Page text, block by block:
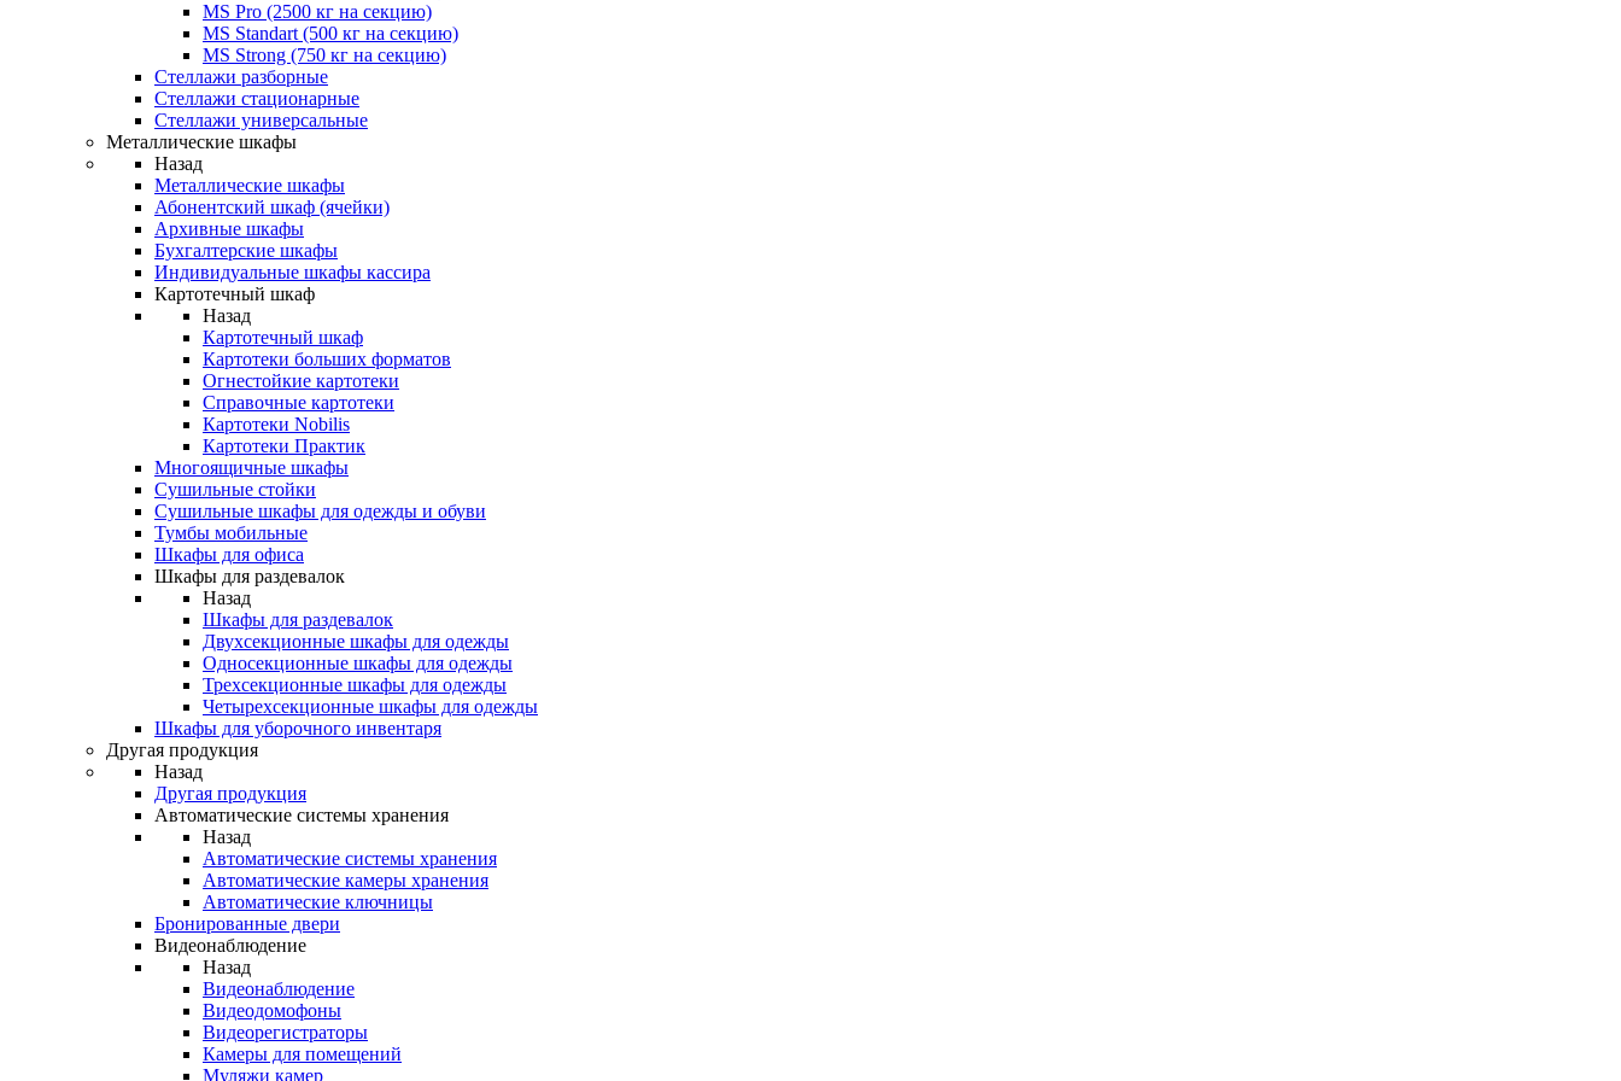
MS Pro (2500 кг на секцию)
MS Standart (500 кг на секцию)
MS Strong (750 кг на секцию)
Стеллажи разборные
Стеллажи стационарные
Стеллажи универсальные
Металлические шкафы
Назад
Металлические шкафы
Абонентский шкаф (ячейки)
Архивные шкафы
Бухгалтерские шкафы
Индивидуальные шкафы кассира
Картотечный шкаф
Назад
Картотечный шкаф
Картотеки больших форматов
Огнестойкие картотеки
Справочные картотеки
Картотеки Nobilis
Картотеки Практик
Многоящичные шкафы
Сушильные стойки
Сушильные шкафы для одежды и обуви
Тумбы мобильные
Шкафы для офиса
Шкафы для раздевалок
Назад
Шкафы для раздевалок
Двухсекционные шкафы для одежды
Односекционные шкафы для одежды
Трехсекционные шкафы для одежды
Четырехсекционные шкафы для одежды
Шкафы для уборочного инвентаря
Другая продукция
Назад
Другая продукция
Автоматические системы хранения
Назад
Автоматические системы хранения
Автоматические камеры хранения
Автоматические ключницы
Бронированные двери
Видеонаблюдение
Назад
Видеонаблюдение
Видеодомофоны
Видеорегистраторы
Камеры для помещений
Муляжи камер